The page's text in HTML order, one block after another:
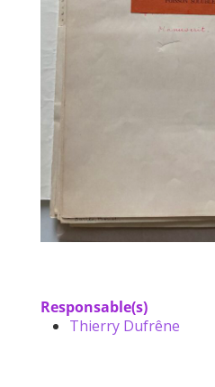
Responsable(s)
Thierry Dufrêne